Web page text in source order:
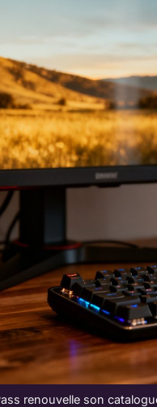
renouvelle son